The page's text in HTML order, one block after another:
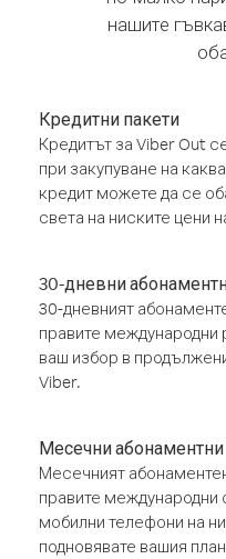
нашите
Кредитни пакети
Кредитът за Viber Out
при закупуване на
кредит можете да се
света на ниските цени
30-дневни
30-дневният
правите международни
ваш избор в
Viber.
Месечни
Месечният
правите международни
мобилни телефони на
подновявате вашия